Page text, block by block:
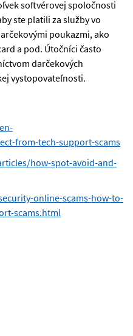
softvérovej spoločnosti
ste platili za služby vo
poukazmi, ako
a pod. Útočníci často
darčekových
vystopovateľnosti.
from-tech-support-scams
how-spot-avoid-and-
online-scams-how-to-
scams.html